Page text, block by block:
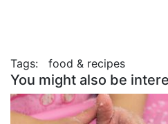
Tags: food & recipes
You might also be